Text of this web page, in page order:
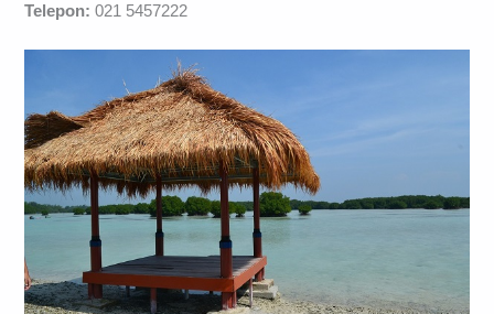
Telepon:021 5457222